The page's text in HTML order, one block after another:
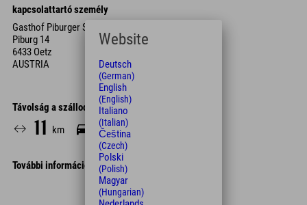
kapcsolattartó személy
Gasthof Piburger See
Piburg 14
6433 Oetz
AUSTRIA
Távolság a szállodától
11 km 15 Min.
További információk
Leaflet
Website
Deutsch
(German)
English
(English)
Italiano
(Italian)
Čeština
(Czech)
Polski
(Polish)
Magyar
(Hungarian)